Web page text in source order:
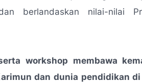
berlandaskan nilai-nilai
workshop membawa
dan dunia pendidikan